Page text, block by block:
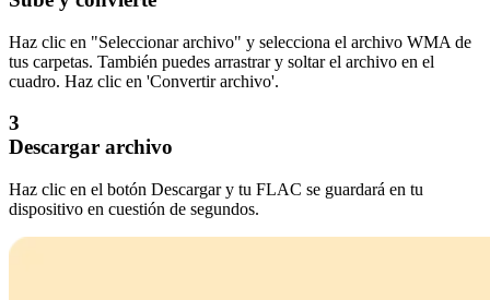
Haz clic en "Seleccionar archivo" y selecciona el archivo WMA de
tus carpetas. También puedes arrastrar y soltar el archivo en el
cuadro. Haz clic en 'Convertir archivo'.
3
Descargar archivo
Haz clic en el botón Descargar y tu FLAC se guardará en tu
dispositivo en cuestión de segundos.